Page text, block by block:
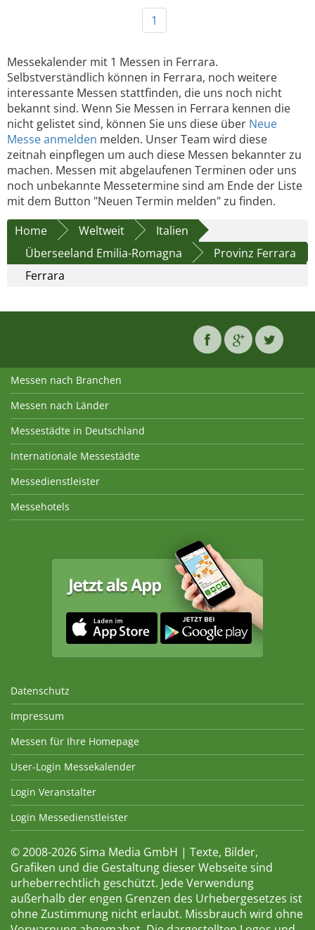
1
Messekalender mit 1 Messen in Ferrara.
Selbstverständlich können in Ferrara, noch weitere
interessante Messen stattfinden, die uns noch nicht
bekannt sind. Wenn Sie Messen in Ferrara kennen die
nicht gelistet sind, können Sie uns diese über Neue
Messe anmelden melden. Unser Team wird diese
zeitnah einpflegen um auch diese Messen bekannter zu
machen. Messen mit abgelaufenen Terminen oder uns
noch unbekannte Messetermine sind am Ende der Liste
mit dem Button "Neuen Termin melden" zu finden.
Home
Weltweit
Italien
Überseeland Emilia-Romagna
Provinz Ferrara
Ferrara
Messen nach Branchen
Messen nach Länder
Messestädte in Deutschland
Internationale Messestädte
Messedienstleister
Messehotels
Datenschutz
Impressum
Messen für Ihre Homepage
User-Login Messekalender
Login Veranstalter
Login Messedienstleister
© 2008-2026 Sima Media GmbH | Texte, Bilder,
Grafiken und die Gestaltung dieser Webseite sind
urheberrechtlich geschützt. Jede Verwendung
außerhalb der engen Grenzen des Urhebergesetzes ist
ohne Zustimmung nicht erlaubt. Missbrauch wird ohne